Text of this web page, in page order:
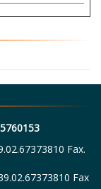
Fax.
Fax